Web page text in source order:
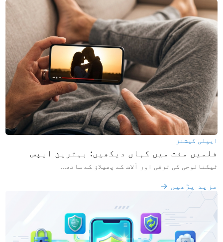
ایپلی کیشنز
فلمیں مفت میں کہاں دیکھیں: بہترین ایپس
ٹیکنالوجی کی ترقی اور آلات کے پھیلاؤ کے ساتھ...
مزید پڑھیں →